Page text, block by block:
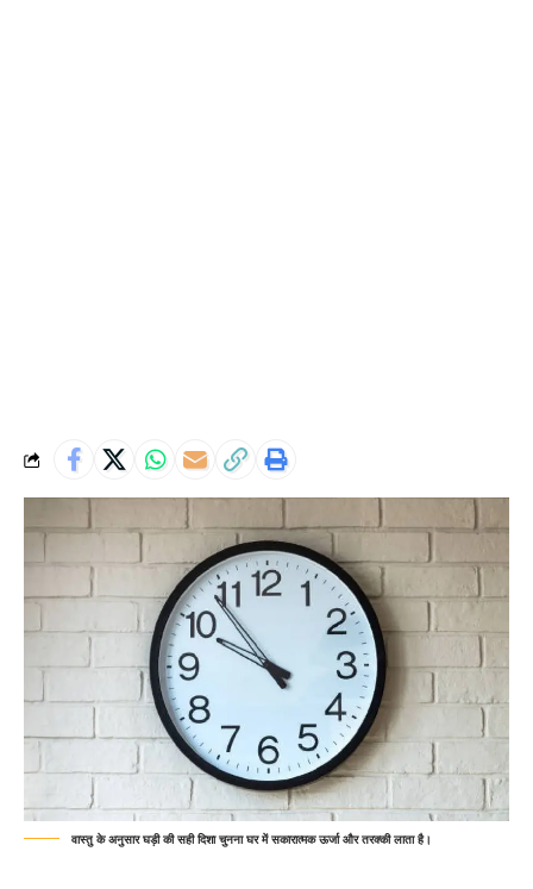
वास्तु के अनुसार घड़ी की सही दिशा चुनना घर में सकारात्मक ऊर्जा और तरक्की लाता है।